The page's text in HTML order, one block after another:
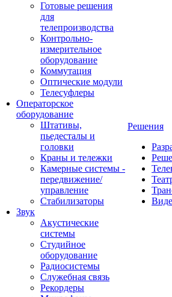
Готовые решения
для
телепроизводства
Контрольно-
измерительное
оборудование
Коммутация
Оптические модули
Телесуфлеры
Операторское
оборудование
Штативы,
пьедесталы и
головки
Краны и тележки
Камерные системы -
передвижение/
управление
Стабилизаторы
Звук
Акустические
системы
Студийное
оборудование
Радиосистемы
Служебная связь
Рекордеры
Решения